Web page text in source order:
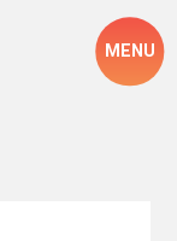
MENU